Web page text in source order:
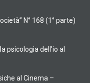
N° 168 (1° parte)
psicologia dell’io al
al Cinema –